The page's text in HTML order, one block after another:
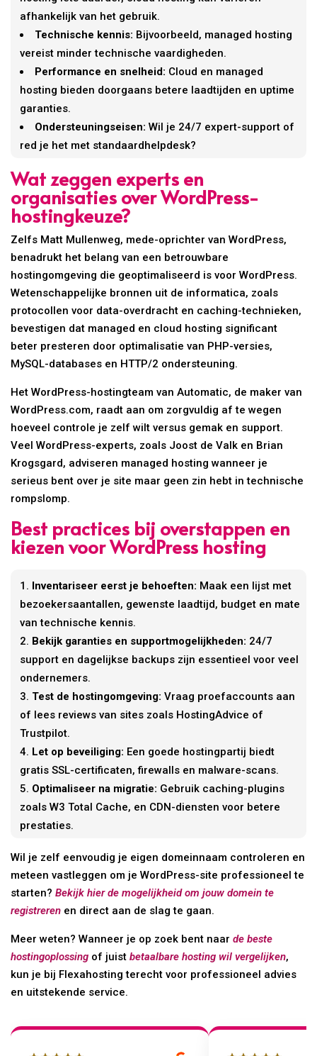
afhankelijk van het gebruik.
Technische kennis: Bijvoorbeeld, managed hosting
vereist minder technische vaardigheden.
Performance en snelheid: Cloud en managed
hosting bieden doorgaans betere laadtijden en uptime
garanties.
Ondersteuningseisen: Wil je 24/7 expert-support of
red je het met standaardhelpdesk?
Wat zeggen experts en
organisaties over WordPress-
hostingkeuze?
Zelfs Matt Mullenweg, mede-oprichter van WordPress,
benadrukt het belang van een betrouwbare
hostingomgeving die geoptimaliseerd is voor WordPress.
Wetenschappelijke bronnen uit de informatica, zoals
protocollen voor data-overdracht en caching-technieken,
bevestigen dat managed en cloud hosting significant
beter presteren door optimalisatie van PHP-versies,
MySQL-databases en HTTP/2 ondersteuning.
Het WordPress-hostingteam van Automatic, de maker van
WordPress.com, raadt aan om zorgvuldig af te wegen
hoeveel controle je zelf wilt versus gemak en support.
Veel WordPress-experts, zoals Joost de Valk en Brian
Krogsgard, adviseren managed hosting wanneer je
serieus bent over je site maar geen zin hebt in technische
rompslomp.
Best practices bij overstappen en
kiezen voor WordPress hosting
Inventariseer eerst je behoeften: Maak een lijst met
bezoekersaantallen, gewenste laadtijd, budget en mate
van technische kennis.
Bekijk garanties en supportmogelijkheden: 24/7
support en dagelijkse backups zijn essentieel voor veel
ondernemers.
Test de hostingomgeving: Vraag proefaccounts aan
of lees reviews van sites zoals HostingAdvice of
Trustpilot.
Let op beveiliging: Een goede hostingpartij biedt
gratis SSL-certificaten, firewalls en malware-scans.
Optimaliseer na migratie: Gebruik caching-plugins
zoals W3 Total Cache, en CDN-diensten voor betere
prestaties.
Wil je zelf eenvoudig je eigen domeinnaam controleren en
meteen vastleggen om je WordPress-site professioneel te
starten?Bekijk hier de mogelijkheid om jouw domein te
registreren en direct aan de slag te gaan.
Meer weten? Wanneer je op zoek bent naarde beste
hostingoplossing of juistbetaalbare hosting wil vergelijken,
kun je bij Flexahosting terecht voor professioneel advies
en uitstekende service.